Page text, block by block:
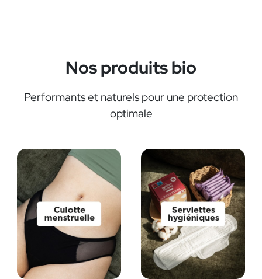
Nos produits bio
Performants et naturels pour une protection
optimale